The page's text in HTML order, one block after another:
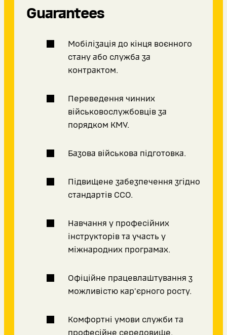
Guarantees
Мобілізація до кінця воєнного
стану або служба за
контрактом.
Переведення чинних
військовослужбовців за
порядком КМУ.
Базова військова підготовка.
Підвищене забезпечення згідно
стандартів ССО.
Навчання у професійних
інструкторів та участь у
міжнародних програмах.
Офіційне працевлаштування з
можливістю кар'єрного росту.
Комфортні умови служби та
професійне середовище.